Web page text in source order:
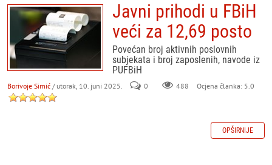
Javni prihodi u FBiH
veći za 12,69 posto
Povećan broj aktivnih poslovnih
subjekata i broj zaposlenih, navode iz
PUFBiH
Borivoje Simić / utorak, 10. juni 2025. 0 488 Ocjena članka: 5.0
OPŠIRNIJE